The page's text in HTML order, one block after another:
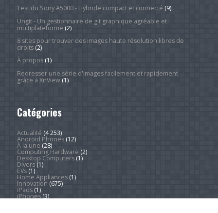
Test du Sony A5000 - Hybride compact et connecté (9)
Ungit - Un gestionnaire de git graphique agréable et
multiplateforme (2)
8 sites pour trouver des images haute résolution libres de
droits(2)
À propos(1)
Redresser une série d'images facilement et rapidement
grâce à XnView(1)
Catégories
Actualité (4 253)
Android Phones(12)
À la une (28)
Computing Hardware (2)
Desktop Computers(1)
Divers(1)
EVs(1)
Home Appliances(1)
Innovation (675)
iPads(1)
iPhones(3)